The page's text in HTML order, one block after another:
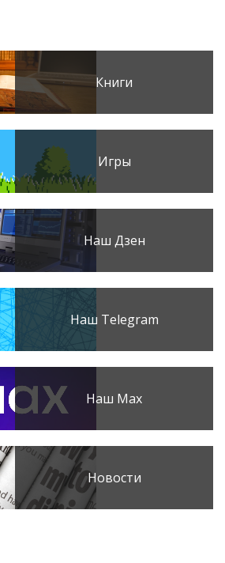
Книги
Игры
Наш Дзен
Наш Telegram
Наш Max
Новости